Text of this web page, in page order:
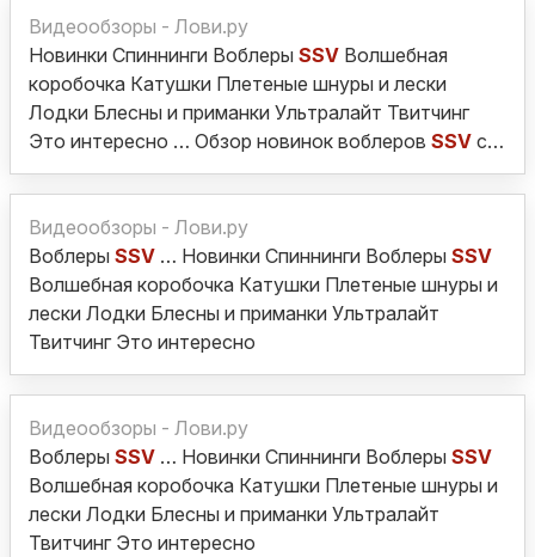
Видеообзоры - Лови.ру
Новинки Спиннинги Воблеры SSV Волшебная
коробочка Катушки Плетеные шнуры и лески
Лодки Блесны и приманки Ультралайт Твитчинг
Это интересно … Обзор новинок воблеров SSV с…
Видеообзоры - Лови.ру
Воблеры SSV … Новинки Спиннинги Воблеры SSV
Волшебная коробочка Катушки Плетеные шнуры и
лески Лодки Блесны и приманки Ультралайт
Твитчинг Это интересно
Видеообзоры - Лови.ру
Воблеры SSV … Новинки Спиннинги Воблеры SSV
Волшебная коробочка Катушки Плетеные шнуры и
лески Лодки Блесны и приманки Ультралайт
Твитчинг Это интересно